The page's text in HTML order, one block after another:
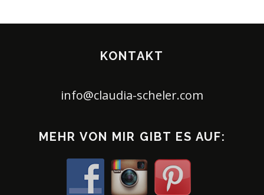
KONTAKT
info@claudia-scheler.com
MEHR VON MIR GIBT ES AUF: